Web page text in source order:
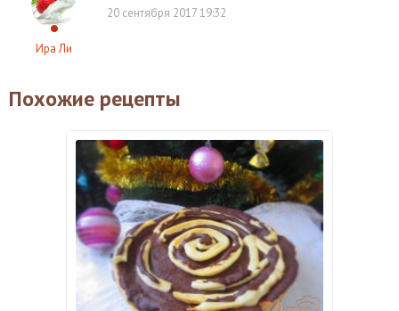
Ира Ли
20 сентября 2017 19:32
Похожие рецепты